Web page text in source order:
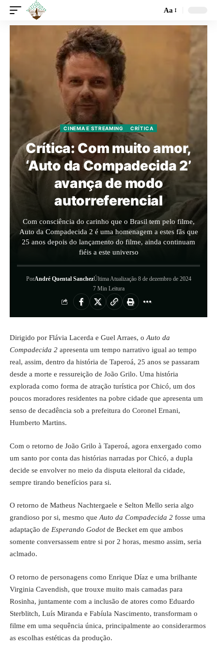
Aa
CINEMA E STREAMING CRÍTICA
Crítica: Com muito amor,
‘Auto da Compadecida 2’
avança de modo
autorreferencial
Com consciência do carinho que o Brasil tem pelo filme,
Auto da Compadecida 2 é uma homenagem a estes fãs que
25 anos depois do lançamento do filme, ainda continuam
fiéis a este universo
PorAndré Quental SanchezÚltima Atualização 8 de dezembro de 2024
7 Min Leitura
Dirigido por Flávia Lacerda e Guel Arraes, o Auto da
Compadecida 2 apresenta um tempo narrativo igual ao tempo
real, assim, dentro da história de Taperoá, 25 anos se passaram
desde a morte e ressureição de João Grilo. Uma história
explorada como forma de atração turística por Chicó, um dos
poucos moradores residentes na pobre cidade que apresenta um
senso de decadência sob a prefeitura do Coronel Ernani,
Humberto Martins.
Com o retorno de João Grilo à Taperoá, agora enxergado como
um santo por conta das histórias narradas por Chicó, a dupla
decide se envolver no meio da disputa eleitoral da cidade,
sempre tirando benefícios para si.
O retorno de Matheus Nachtergaele e Selton Mello seria algo
grandioso por si, mesmo que Auto da Compadecida 2 fosse uma
adaptação de Esperando Godotde Becket em que ambos
somente conversassem entre si por 2 horas, mesmo assim, seria
aclmado.
O retorno de personagens como Enrique Díaz e uma brilhante
Virginia Cavendish, que trouxe muito mais camadas para
Rosinha, juntamente com a inclusão de atores como Eduardo
Sterblitch, Luís Miranda e Fabíula Nascimento, transformam o
filme em uma sequência única, principalmente ao considerarmos
as escolhas estéticas da produção.